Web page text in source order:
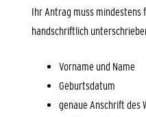
Ihr Antrag muss mindestens
handschriftlich
Vorname und Name
Geburtsdatum
genaue Anschrift des